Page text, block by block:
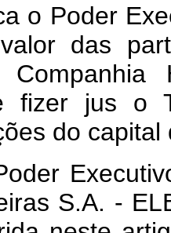
o Poder
das
fizer jus o
do
Executivo
S.A. -